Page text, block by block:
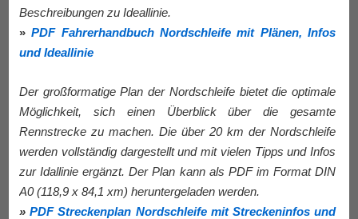
Beschreibungen zu Ideallinie.
» PDF Fahrerhandbuch Nordschleife mit Plänen, Infos
und Ideallinie
Der großformatige Plan der Nordschleife bietet die optimale
Möglichkeit, sich einen Überblick über die gesamte
Rennstrecke zu machen. Die über 20 km der Nordschleife
werden vollständig dargestellt und mit vielen Tipps und Infos
zur Idallinie ergänzt. Der Plan kann als PDF im Format DIN
A0 (118,9 x 84,1 xm) heruntergeladen werden.
» PDF Streckenplan Nordschleife mit Streckeninfos und